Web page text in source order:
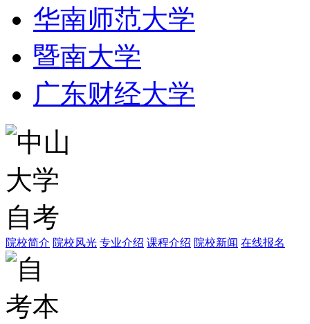
华南师范大学
暨南大学
广东财经大学
院校简介 院校风光 专业介绍 课程介绍 院校新闻 在线报名